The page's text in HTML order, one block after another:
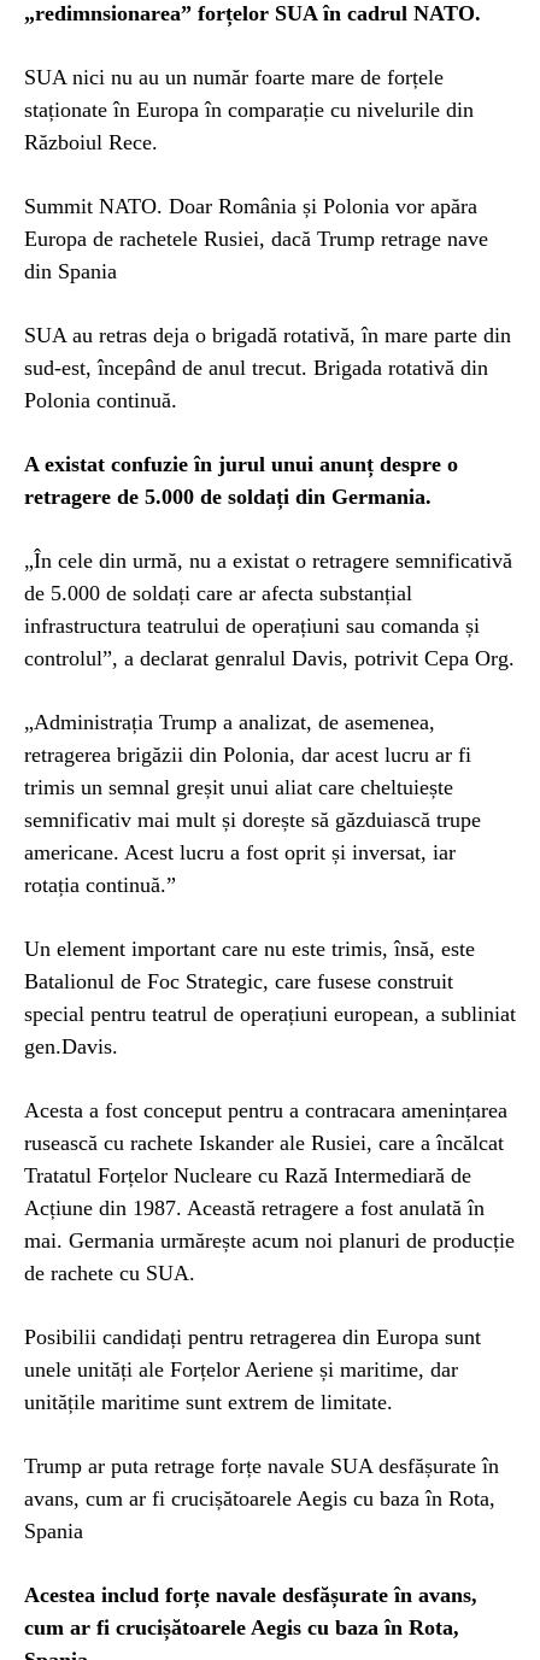
„redimnsionarea” forțelor SUA în cadrul NATO.
SUA nici nu au un număr foarte mare de forțele
staționate în Europa în comparație cu nivelurile din
Războiul Rece.
Summit NATO. Doar România și Polonia vor apăra
Europa de rachetele Rusiei, dacă Trump retrage nave
din Spania
SUA au retras deja o brigadă rotativă, în mare parte din
sud-est, începând de anul trecut. Brigada rotativă din
Polonia continuă.
A existat confuzie în jurul unui anunț despre o
retragere de 5.000 de soldați din Germania.
„În cele din urmă, nu a existat o retragere semnificativă
de 5.000 de soldați care ar afecta substanțial
infrastructura teatrului de operațiuni sau comanda și
controlul”, a declarat genralul Davis, potrivit Cepa Org.
„Administrația Trump a analizat, de asemenea,
retragerea brigăzii din Polonia, dar acest lucru ar fi
trimis un semnal greșit unui aliat care cheltuiește
semnificativ mai mult și dorește să găzduiască trupe
americane. Acest lucru a fost oprit și inversat, iar
rotația continuă.”
Un element important care nu este trimis, însă, este
Batalionul de Foc Strategic, care fusese construit
special pentru teatrul de operațiuni european, a subliniat
gen.Davis.
Acesta a fost conceput pentru a contracara amenințarea
rusească cu rachete Iskander ale Rusiei, care a încălcat
Tratatul Forțelor Nucleare cu Rază Intermediară de
Acțiune din 1987. Această retragere a fost anulată în
mai. Germania urmărește acum noi planuri de producție
de rachete cu SUA.
Posibilii candidați pentru retragerea din Europa sunt
unele unități ale Forțelor Aeriene și maritime, dar
unitățile maritime sunt extrem de limitate.
Trump ar puta retrage forțe navale SUA desfășurate în
avans, cum ar fi crucișătoarele Aegis cu baza în Rota,
Spania
Acestea includ forțe navale desfășurate în avans,
cum ar fi crucișătoarele Aegis cu baza în Rota,